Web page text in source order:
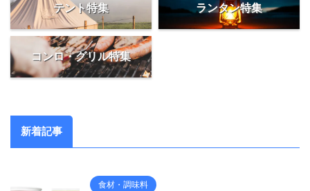
テント特集 ランタン特集
コンロ・グリル特集
新着記事
食材・調味料